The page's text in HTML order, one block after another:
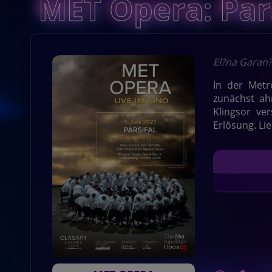
MET Opera:
El?na
In der
zunächst
Klingsor
Erlösung.